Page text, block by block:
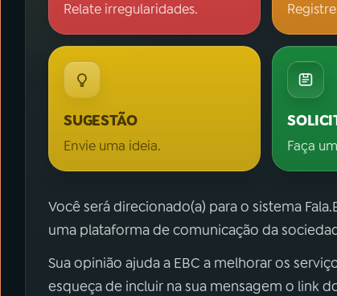
Relate irregularidades.
SUGESTÃO
Envie uma ideia. Faça
Você será direcionado(a) para o sistema
uma plataforma de comunicação da
Sua opinião ajuda a EBC a melhorar os
esqueça de incluir na sua mensagem o link